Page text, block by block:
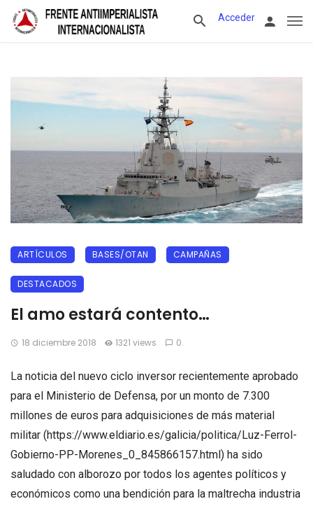
Acceder
ARTÍCULOS BASES/OTAN CAMPAÑAS
DESTACADOS
El amo estará contento…
18 diciembre 2018 1321 views 0
La noticia del nuevo ciclo inversor recientemente aprobado
para el Ministerio de Defensa, por un monto de 7.300
millones de euros para adquisiciones de más material
militar (https://www.eldiario.es/galicia/politica/Luz-Ferrol-
Gobierno-PP-Morenes_0_845866157.html) ha sido
saludado con alborozo por todos los agentes políticos y
económicos como una bendición para la maltrecha industria